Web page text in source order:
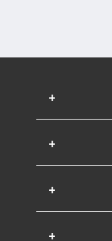
+
+
+
+